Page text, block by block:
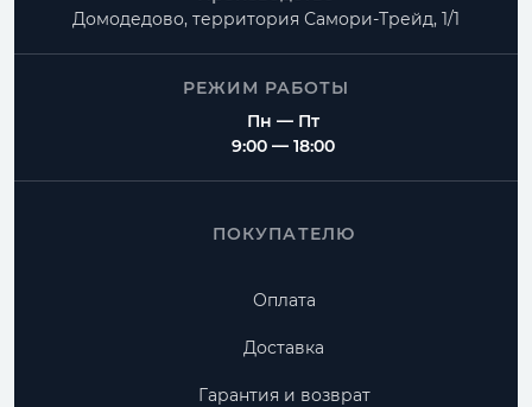
Домодедово, территория Самори-Трейд, 1/1
РЕЖИМ РАБОТЫ
Пн — Пт
9:00 — 18:00
ПОКУПАТЕЛЮ
Оплата
Доставка
Гарантия и возврат